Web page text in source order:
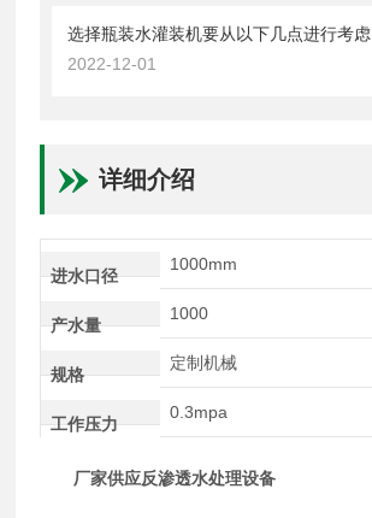
选择瓶装水灌装机要从以下几点进行考虑
2022-12-01
详细介绍
进水口径
1000mm
产水量
1000
规格
定制机械
工作压力
0.3mpa
厂家供应反渗透水处理设备